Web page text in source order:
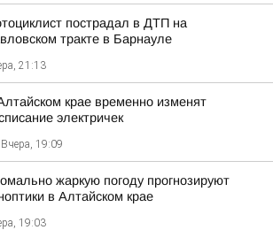
пострадал в ДТП на
тракте в Барнауле
21:13
крае временно изменят
электричек
Вчера, 19:09
жаркую погоду прогнозируют
в Алтайском крае
19:03